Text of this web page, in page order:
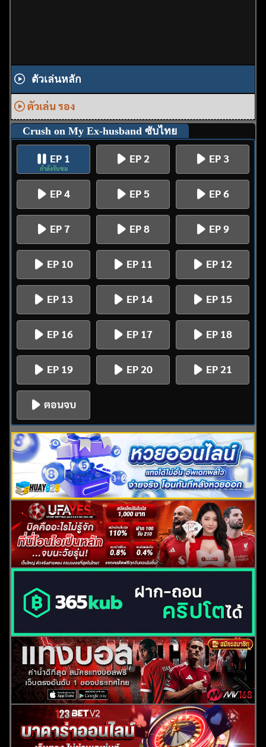
ค้นหา
สำหรับ:
ตัวเล่นหลัก
ตัวเล่น รอง
Crush on My Ex-husband ซับไทย
EP 1
กำลังรับชม
EP 2 EP 3
EP 4 EP 5 EP 6
EP 7 EP 8 EP 9
EP 10 EP 11 EP 12
EP 13 EP 14 EP 15
EP 16 EP 17 EP 18
EP 19 EP 20 EP 21
ตอนจบ